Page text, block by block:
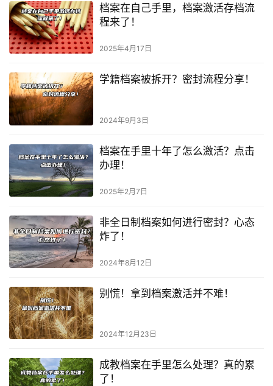
档案在自己手里，档案激活存档流
程来了！
2025年4月17日
学籍档案被拆开？密封流程分享！
2024年9月3日
档案在手里十年了怎么激活？点击
办理！
2025年2月7日
非全日制档案如何进行密封？心态
炸了！
2024年8月12日
别慌！拿到档案激活并不难！
2024年12月23日
成教档案在手里怎么处理？真的累
了！